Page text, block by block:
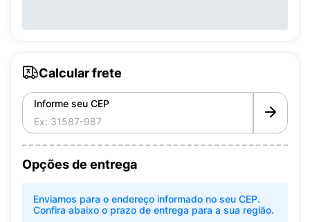
Calcular frete
Informe seu CEP
Opções de entrega
Enviamos para o endereço informado no seu CEP.
Confira abaixo o prazo de entrega para a sua região.